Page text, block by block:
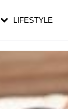
LIFESTYLE
în vârstă